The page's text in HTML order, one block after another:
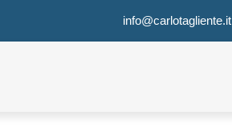
info@carlotagliente.it